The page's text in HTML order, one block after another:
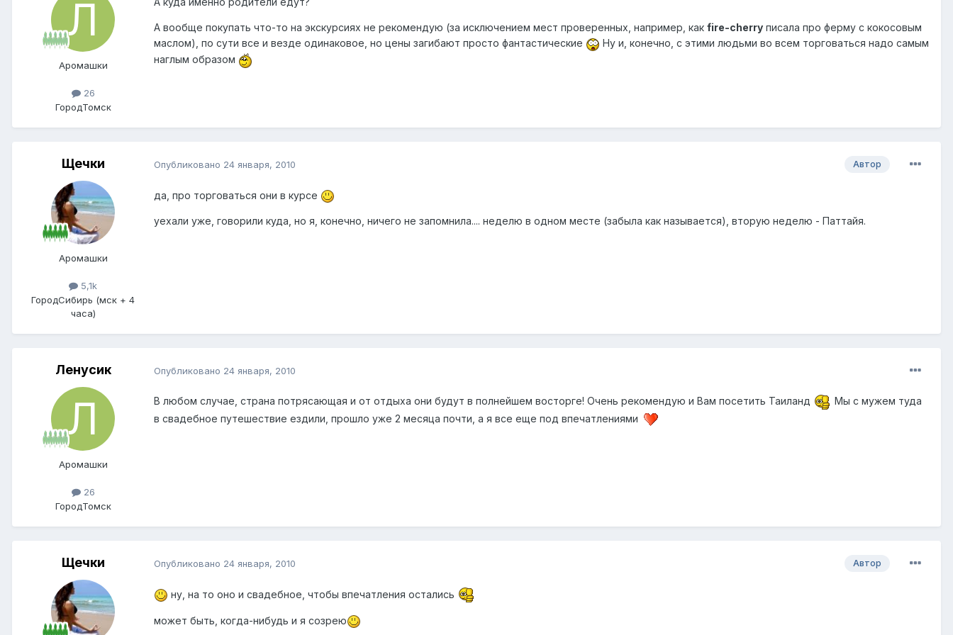
Аромашки
26
ГородТомск
А вообще покупать что-то на экскурсиях не рекомендую (за исключением мест проверенных, например, как fire-cherry писала про ферму с кокосовым
маслом), по сути все и везде одинаковое, но цены загибают просто фантастические
Ну и, конечно, с этими людьми во всем торговаться надо самым
наглым образом
Щечки
Аромашки
5,1k
ГородСибирь (мск + 4
часа)
Автор
Опубликовано 24 января, 2010
да, про торговаться они в курсе
уехали уже, говорили куда, но я, конечно, ничего не запомнила.... неделю в одном месте (забыла как называется), вторую неделю - Паттайя.
Ленусик
Аромашки
26
ГородТомск
Опубликовано 24 января, 2010
В любом случае, страна потрясающая и от отдыха они будут в полнейшем восторге! Очень рекомендую и Вам посетить Таиланд
Мы с мужем туда
в свадебное путешествие ездили, прошло уже 2 месяца почти, а я все еще под впечатлениями
Щечки Автор
Опубликовано 24 января, 2010
ну, на то оно и свадебное, чтобы впечатления остались
может быть, когда-нибудь и я созрею